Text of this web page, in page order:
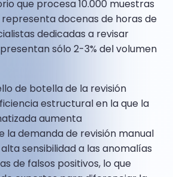
que procesa 10.000 muestras
docenas de horas de
dedicadas a revisar
sólo 2-3% del volumen
de botella de la revisión
estructural en la que la
aumenta
la demanda de revisión manual
sensibilidad a las anomalías
de falsos positivos, lo que